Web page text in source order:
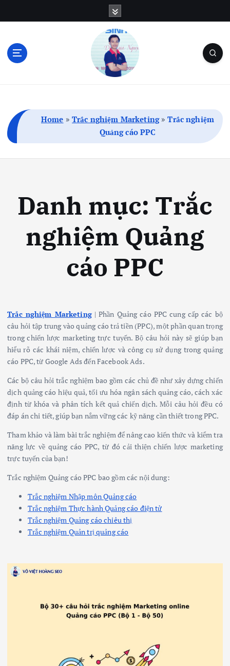
Home »Trắc nghiệm Marketing»Trắc nghiệm
Quảng cáo PPC
Danh mục: Trắc
nghiệm Quảng
cáo PPC
Trắc nghiệm Marketing| Phần Quảng cáo PPC cung cấp các bộ
câu hỏi tập trung vào quảng cáo trả tiền (PPC), một phần quan trọng
trong chiến lược marketing trực tuyến. Bộ câu hỏi này sẽ giúp bạn
hiểu rõ các khái niệm, chiến lược và công cụ sử dụng trong quảng
cáo PPC, từ Google Ads đến Facebook Ads.
Các bộ câu hỏi trắc nghiệm bao gồm các chủ đề như xây dựng chiến
dịch quảng cáo hiệu quả, tối ưu hóa ngân sách quảng cáo, cách xác
định từ khóa và phân tích kết quả chiến dịch. Mỗi câu hỏi đều có
đáp án chi tiết, giúp bạn nắm vững các kỹ năng cần thiết trong PPC.
Tham khảo và làm bài trắc nghiệm để nâng cao kiến thức và kiểm tra
năng lực về quảng cáo PPC, từ đó cải thiện chiến lược marketing
trực tuyến của bạn!
Trắc nghiệm Quảng cáo PPC bao gồm các nội dung:
Trắc nghiệm Nhập môn Quảng cáo
Trắc nghiệm Thực hành Quảng cáo điện tử
Trắc nghiệm Quảng cáo chiêu thị
Trắc nghiệm Quản trị quảng cáo